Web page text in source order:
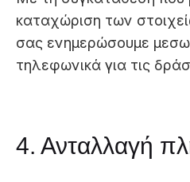
καταχώριση των
σας ενημερώσουμε μεσω
τηλεφωνικά για τις
4. Ανταλλαγή